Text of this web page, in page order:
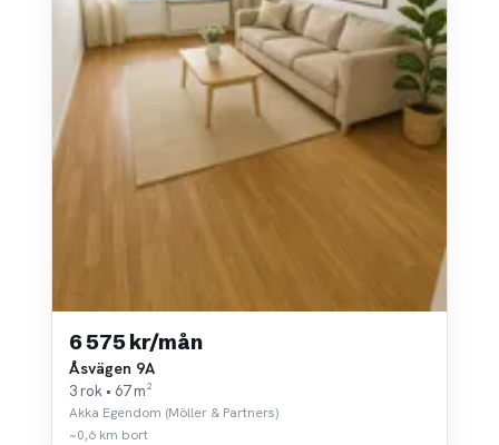
6 575 kr/mån
Åsvägen 9A
3 rok • 67 m²
Akka Egendom (Möller & Partners)
~0,6 km bort